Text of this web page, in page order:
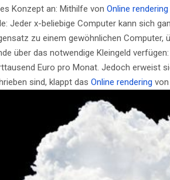
Konzept an: Mithilfe von Online rendering
Jeder x-beliebige Computer kann sich
zu einem gewöhnlichen
über das notwendige Kleingeld
Euro pro Monat. Jedoch
sind, klappt das Online rendering